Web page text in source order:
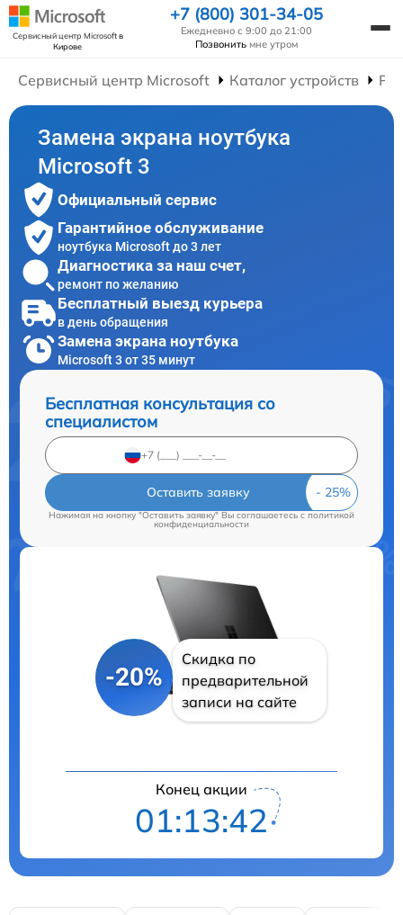
Сервисный центр Microsoftв
Кирове
+7 (800) 301-34-05
Ежедневно с 9:00 до 21:00
Позвонить мне утром
Сервисный центр Microsoft Каталог устройств
Замена экрана ноутбука
Microsoft 3
Официальный сервис
Гарантийное обслуживание
ноутбука Microsoft до 3 лет
Диагностика за наш счет,
ремонт по желанию
Бесплатный выезд курьера
в день обращения
Замена экрана ноутбука
Microsoft 3 от 35 минут
Бесплатная консультация со
специалистом
Оставить заявку
Нажимая на кнопку "Оставить заявку" Вы соглашаетесь cполитикой
конфиденциальности
-20%
Скидка по
предварительной
записи на сайте
Конец акции
01:13:41